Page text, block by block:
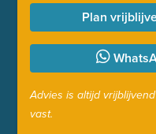
Plan
Advies is altijd
vast.